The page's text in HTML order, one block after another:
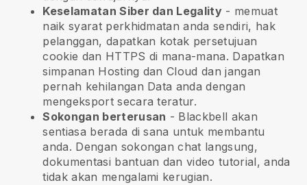
Keselamatan Siber dan Legality - memuat
naik syarat perkhidmatan anda sendiri, hak
pelanggan, dapatkan kotak persetujuan
cookie dan HTTPS di mana-mana. Dapatkan
simpanan Hosting dan Cloud dan jangan
pernah kehilangan Data anda dengan
mengeksport secara teratur.
Sokongan berterusan - Blackbell akan
sentiasa berada di sana untuk membantu
anda. Dengan sokongan chat langsung,
dokumentasi bantuan dan video tutorial, anda
tidak akan mengalami kerugian.